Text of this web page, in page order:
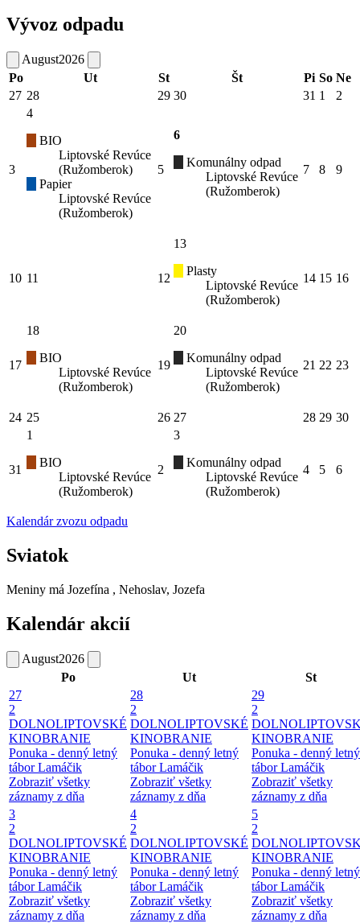
Vývoz odpadu
August2026
Po
Ut St Št Pi So Ne
27 28 29 30 31 1 2
3
4
BIO
Liptovské Revúce
(Ružomberok)
Papier
Liptovské Revúce
(Ružomberok)
5
6
Komunálny odpad
Liptovské Revúce
(Ružomberok)
7 8 9
10 11 12
13
Plasty
Liptovské Revúce
(Ružomberok)
14 15 16
17
18
BIO
Liptovské Revúce
(Ružomberok)
19
20
Komunálny odpad
Liptovské Revúce
(Ružomberok)
21 22 23
24 25 26 27 28 29 30
31
1
BIO
Liptovské Revúce
(Ružomberok)
2
3
Komunálny odpad
Liptovské Revúce
(Ružomberok)
4 5 6
Kalendár zvozu odpadu
Sviatok
Meniny má Jozefína , Nehoslav, Jozefa
Kalendár akcií
August2026
Po
Ut
St
27
2
DOLNOLIPTOVSKÉ
KINOBRANIE
Ponuka - denný letný
tábor Lamáčik
Zobraziť všetky
záznamy z dňa
28
2
DOLNOLIPTOVSKÉ
KINOBRANIE
Ponuka - denný letný
tábor Lamáčik
Zobraziť všetky
záznamy z dňa
29
2
KINOBRANIE
Ponuka - denný letný
tábor Lamáčik
Zobraziť všetky
záznamy z dňa
3
2
DOLNOLIPTOVSKÉ
KINOBRANIE
Ponuka - denný letný
tábor Lamáčik
Zobraziť všetky
záznamy z dňa
4
2
DOLNOLIPTOVSKÉ
KINOBRANIE
Ponuka - denný letný
tábor Lamáčik
Zobraziť všetky
záznamy z dňa
5
2
KINOBRANIE
Ponuka - denný letný
tábor Lamáčik
Zobraziť všetky
záznamy z dňa